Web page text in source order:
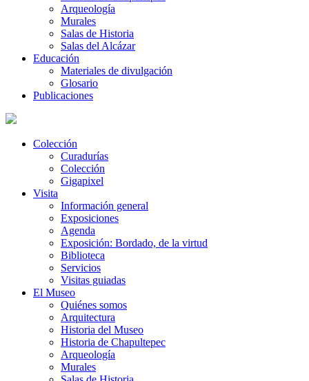
Arqueología
Murales
Salas de Historia
Salas del Alcázar
Educación
Materiales de divulgación
Glosario
Publicaciones
Colección
Curadurías
Colección
Gigapixel
Visita
Información general
Exposiciones
Agenda
Exposición: Bordado, de la virtud
Biblioteca
Servicios
Visitas guiadas
El Museo
Quiénes somos
Arquitectura
Historia del Museo
Historia de Chapultepec
Arqueología
Murales